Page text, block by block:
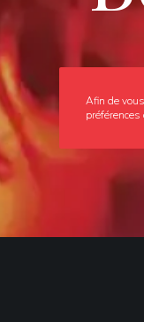
Afin de